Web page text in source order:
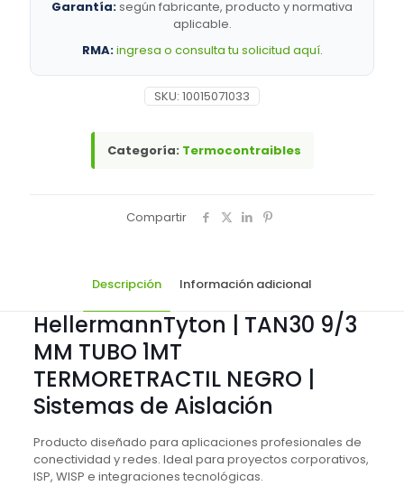
Sistemas
cantidad
Garantía:según fabricante, producto y normativa
aplicable.
RMA:ingresa o consulta tu solicitud aquí.
Categoría: Termocontraibles
SKU: 10015071033
Compartir
Descripción Información adicional
HellermannTyton | TAN30 9/3
MM TUBO 1MT
TERMORETRACTIL NEGRO |
Sistemas de Aislación
Producto diseñado para aplicaciones profesionales de
conectividad y redes. Ideal para proyectos corporativos,
ISP, WISP e integraciones tecnológicas.